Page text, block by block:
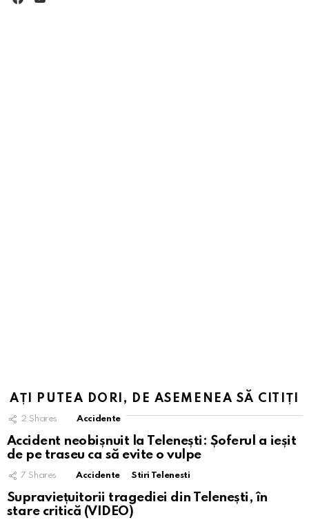
AȚI PUTEA DORI, DE ASEMENEA SĂ CITIȚI
2 Shares Accidente
Accident neobișnuit la Telenești: Șoferul a ieșit
de pe traseu ca să evite o vulpe
7 Shares Accidente Stiri Telenesti
Supraviețuitorii tragediei din Telenești, în
stare critică (VIDEO)